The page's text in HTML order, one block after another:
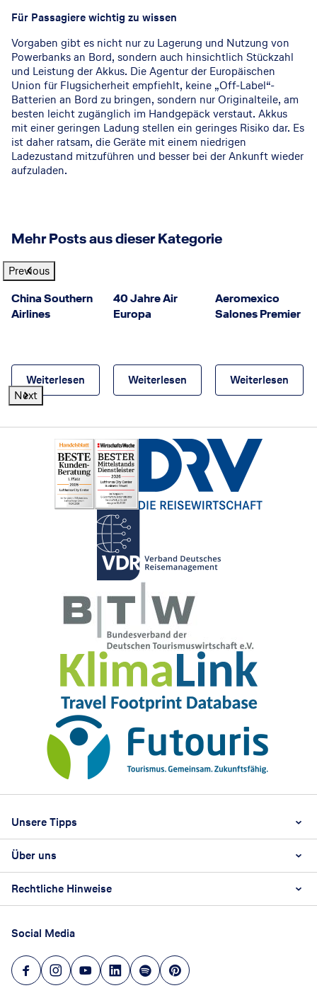
Für Passagiere wichtig zu wissen
Vorgaben gibt es nicht nur zu Lagerung und Nutzung von
Powerbanks an Bord, sondern auch hinsichtlich Stückzahl
und Leistung der Akkus. Die Agentur der Europäischen
Union für Flugsicherheit empfiehlt, keine „Off-Label“-
Batterien an Bord zu bringen, sondern nur Originalteile, am
besten leicht zugänglich im Handgepäck verstaut. Akkus
mit einer geringen Ladung stellen ein geringes Risiko dar. Es
ist daher ratsam, die Geräte mit einem niedrigen
Ladezustand mitzuführen und besser bei der Ankunft wieder
aufzuladen.
Mehr Posts aus dieser Kategorie
Previous
China Southern Airlines
China Southern
Airlines
Weiterlesen
40 Jahre Air
Europa
Weiterlesen
Aeromexico
Salones Premier
Weiterlesen
Next
Unsere Tipps
Beste Reisezeit
Über uns
Karriere
Reisebüro Franchise-Partner werden
Unsere Unternehmenswerte
Rechtliche Hinweise
AGB
Datenschutz
Social Media